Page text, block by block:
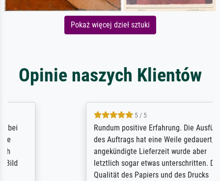
Pokaż więcej dzieł sztuki
Opinie naszych Klientów
Rundum positive Erfahrung. Die Ausführung
des Auftrags hat eine Weile gedauert, die
angekündigte Lieferzeit wurde aber
letztlich sogar etwas unterschritten. Die
Qualität des Papiers und des Drucks